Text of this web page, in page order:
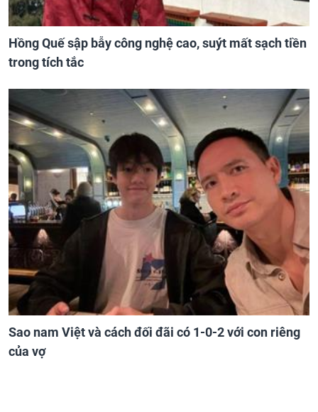
Hồng Quế sập bẫy công nghệ cao, suýt mất sạch tiền
trong tích tắc
Sao nam Việt và cách đối đãi có 1-0-2 với con riêng
của vợ